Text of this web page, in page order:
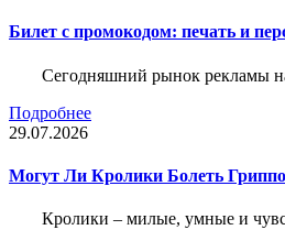
Билет c промокодом: печать и
Сегодняшний рынок рекламы
Подробнее
29.07.2026
Могут Ли Кролики Болеть
Кролики – милые, умные и